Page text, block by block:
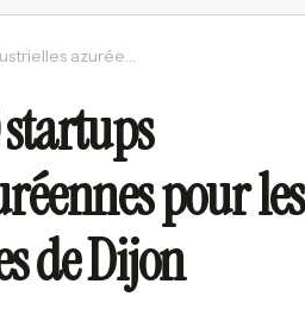
French Tech : 10 startups industrielles azuréennes pour les Assises nationales de Dijon
pour les
de Dijon